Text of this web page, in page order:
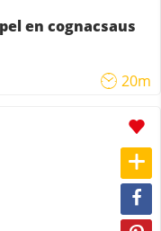
en cognacsaus
20m